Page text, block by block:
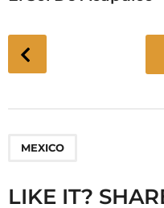
o
i
MEXICO
LIKE IT?